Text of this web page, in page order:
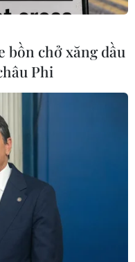
bồn chở xăng dầu
Phi